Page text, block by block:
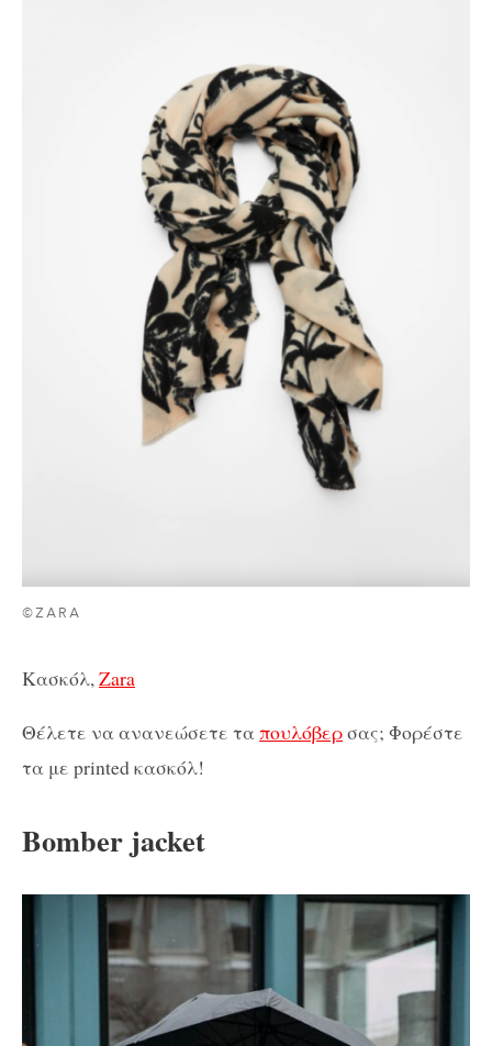
©ZARA
Κασκόλ,Zara
Θέλετε να ανανεώσετε ταπουλόβερσας; Φορέστε
τα με printed κασκόλ!
Bomber jacket